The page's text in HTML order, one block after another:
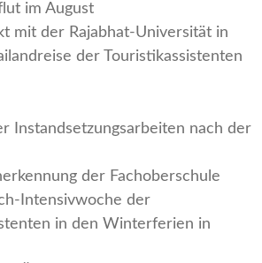
im August
mit der Rajabhat-Universität in
der Touristikassistenten
Instandsetzungsarbeiten nach der
der Fachoberschule
Intensivwoche der
in den Winterferien in